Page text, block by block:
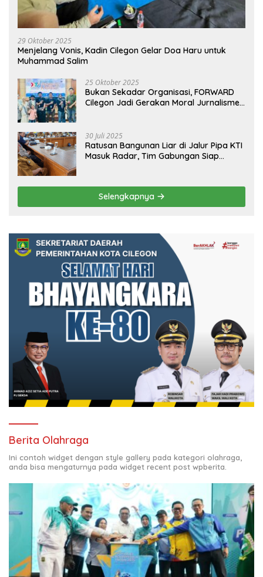
29 Oktober 2025
Menjelang Vonis, Kadin Cilegon Gelar Doa Haru untuk
Muhammad Salim
25 Oktober 2025
Bukan Sekadar Organisasi, FORWARD
Cilegon Jadi Gerakan Moral Jurnalisme
30 Juli 2025
Ratusan Bangunan Liar di Jalur Pipa KTI
Masuk Radar, Tim Gabungan Siap
Selengkapnya
Berita Olahraga
Ini contoh widget dengan style gallery pada kategori olahraga,
anda bisa mengaturnya pada widget recent post wpberita.